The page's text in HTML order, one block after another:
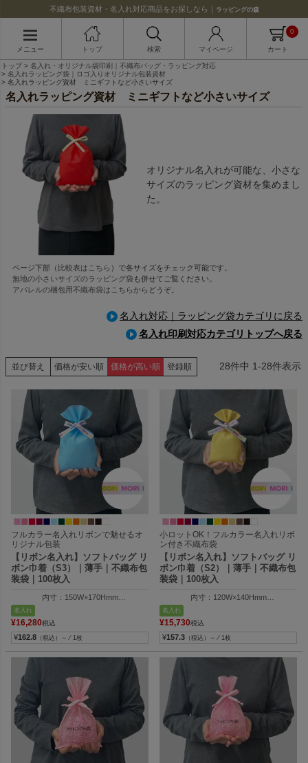
不織布包装資材・名入れ対応商品をお探しなら｜ ラッピングの森
メニュー トップ 検索 マイページ カート
0
トップ
名入れ・オリジナル袋印刷｜不織布バッグ・ラッピング対応
名入れラッピング袋｜ロゴ入りオリジナル包装資材
名入れラッピング資材 ミニギフトなど小さいサイズ
名入れラッピング資材 ミニギフトなど小さいサイズ
オリジナル名入れが可能な、小さな
サイズのラッピング資材を集めまし
た。
ページ下部（ 比較表はこちら ）で各サイズをチェック可能です。
無地の小さいサイズのラッピング袋 も併せてご覧ください。
アパレルの梱包用不織布袋はこちらから どうぞ。
名入れ対応｜ラッピング袋カテゴリに戻る
名入れ印刷対応カテゴリトップへ戻る
並び替え 価格が安い順 価格が高い順 登録順 28件中 1-28件表示
フルカラー名入れリボンで魅せるオ
リジナル包装
【リボン名入れ】ソフトバッグ リ
ボン巾着（S3）｜薄手｜不織布包
装袋｜100枚入
内寸：150W×170Hmm
名入れ
¥16,280税込
¥162.8 （税込）～ ⁄ 1枚
小ロットOK！フルカラー名入れリボ
ン付き不織布袋
【リボン名入れ】ソフトバッグ リ
ボン巾着（S2）｜薄手｜不織布包
装袋｜100枚入
内寸：120W×140Hmm
名入れ
¥15,730税込
¥157.3 （税込）～ ⁄ 1枚